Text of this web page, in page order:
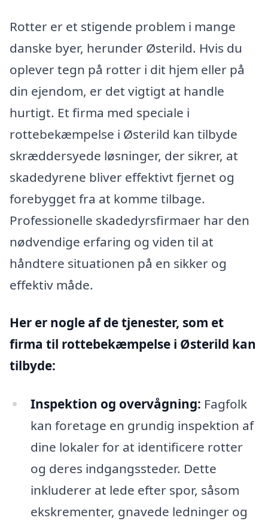
Rotter er et stigende problem i mange
danske byer, herunder Østerild. Hvis du
oplever tegn på rotter i dit hjem eller på
din ejendom, er det vigtigt at handle
hurtigt. Et firma med speciale i
rottebekæmpelse i Østerild kan tilbyde
skræddersyede løsninger, der sikrer, at
skadedyrene bliver effektivt fjernet og
forebygget fra at komme tilbage.
Professionelle skadedyrsfirmaer har den
nødvendige erfaring og viden til at
håndtere situationen på en sikker og
effektiv måde.
Her er nogle af de tjenester, som et
firma til rottebekæmpelse i Østerild kan
tilbyde:
Inspektion og overvågning: Fagfolk
kan foretage en grundig inspektion af
dine lokaler for at identificere rotter
og deres indgangssteder. Dette
inkluderer at lede efter spor, såsom
ekskrementer, gnavede ledninger og